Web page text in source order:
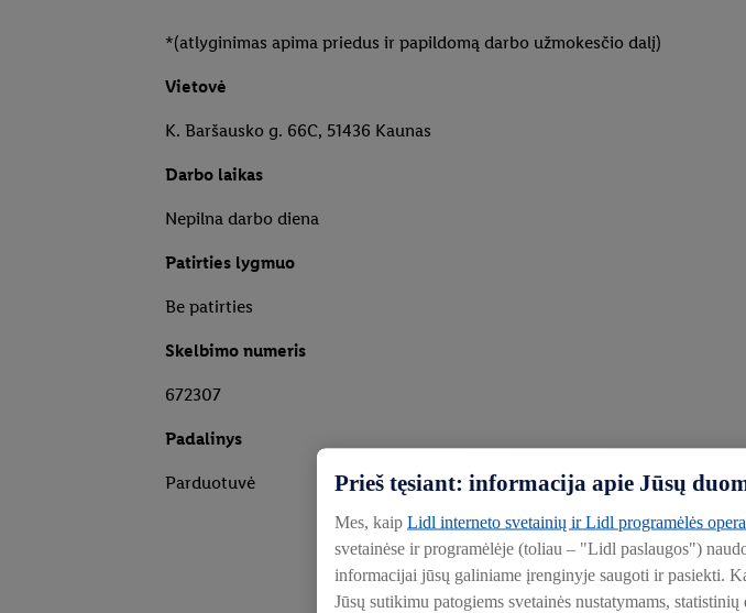
*(atlyginimas apima priedus ir papildomą darbo užmokesčio dalį)
Vietovė
K. Baršausko g. 66C, 51436 Kaunas
Darbo laikas
Nepilna darbo diena
Patirties lygmuo
Be patirties
Skelbimo numeris
672307
Padalinys
Parduotuvė Prieš tęsiant: informacija apie Jūsų
Mes, kaip Lidl interneto svetainių ir Lidl programėlės
svetainėse ir programėlėje (toliau – "Lidl paslaugos")
informacijai jūsų galiniame įrenginyje saugoti ir pasiekti.
Jūsų sutikimu patogiems svetainės nustatymams,